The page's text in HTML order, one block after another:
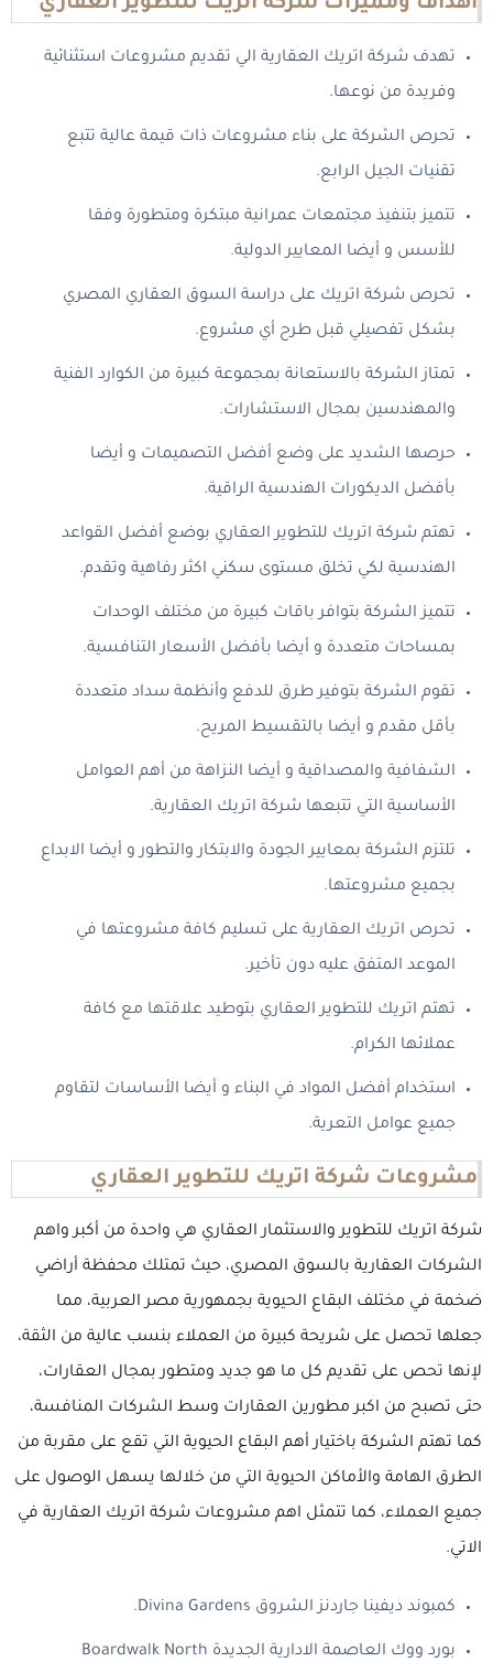
تهدف شركة اتريك العقارية الي تقديم مشروعات استثنائية
وفريدة من نوعها.
تحرص الشركة على بناء مشروعات ذات قيمة عالية تتبع
تقنيات الجيل الرابع.
تتميز بتنفيذ مجتمعات عمرانية مبتكرة ومتطورة وفقا
للأسس و أيضا المعايير الدولية.
تحرص شركة اتريك على دراسة السوق العقاري المصري
بشكل تفصيلي قبل طرح أي مشروع.
تمتاز الشركة بالاستعانة بمجموعة كبيرة من الكوارد الفنية
والمهندسين بمجال الاستشارات.
حرصها الشديد على وضع أفضل التصميمات و أيضا
بأفضل الديكورات الهندسية الراقية.
تهتم شركة اتريك للتطوير العقاري بوضع أفضل القواعد
الهندسية لكي تخلق مستوى سكني اكثر رفاهية وتقدم.
تتميز الشركة بتوافر باقات كبيرة من مختلف الوحدات
بمساحات متعددة و أيضا بأفضل الأسعار التنافسية.
تقوم الشركة بتوفير طرق للدفع وأنظمة سداد متعددة
بأقل مقدم و أيضا بالتقسيط المريح.
الشفافية والمصداقية و أيضا النزاهة من أهم العوامل
الأساسية التي تتبعها شركة اتريك العقارية.
تلتزم الشركة بمعايير الجودة والابتكار والتطور و أيضا الابداع
بجميع مشروعتها.
تحرص اتريك العقارية على تسليم كافة مشروعتها في
الموعد المتفق عليه دون تأخير.
تهتم اتريك للتطوير العقاري بتوطيد علاقتها مع كافة
عملائها الكرام.
استخدام أفضل المواد في البناء و أيضا الأساسات لتقاوم
جميع عوامل التعرية.
مشروعات شركة اتريك للتطوير العقاري
شركة اتريك للتطوير والاستثمار العقاري هي واحدة من أكبر واهم
الشركات العقارية بالسوق المصري، حيث تمتلك محفظة أراضي
ضخمة في مختلف البقاع الحيوية بجمهورية مصر العربية، مما
جعلها تحصل على شريحة كبيرة من العملاء بنسب عالية من الثقة،
لإنها تحص على تقديم كل ما هو جديد ومتطور بمجال العقارات،
حتى تصبح من اكبر مطورين العقارات وسط الشركات المنافسة،
كما تهتم الشركة باختيار أهم البقاع الحيوية التي تقع على مقربة من
الطرق الهامة والأماكن الحيوية التي من خلالها يسهل الوصول على
جميع العملاء، كما تتمثل اهم مشروعات شركة اتريك العقارية في
الاتي.
كمبوند ديفينا جاردنز الشروق Divina Gardens.
بورد ووك العاصمة الادارية الجديدة Boardwalk North